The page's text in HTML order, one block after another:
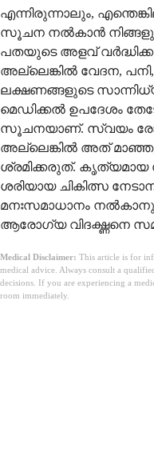
എന്നിരുന്നാലും,
സൂചന നൽകാൻ
പതയുടെ അളവ്
അല്ലെങ്കിൽ വേദന, പനി,
ലക്ഷണങ്ങളുടെ
മെഡിക്കൽ ഉപദേശം
സൂചനയാണ്. സ്വയം
അല്ലെങ്കിൽ അത്
ശ്രമിക്കരുത്.
ശരിയായ ചികിത്സ
മനഃസമാധാനം
ആരോഗ്യ വിദഗ്ദ്ധനെ
Medical Disclaimer: This article is for
medical advice. Always consult a
decisions. If you are experiencing a
room immediately.